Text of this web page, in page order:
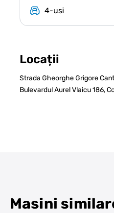
4-usi
Locații
Strada Gheorghe Grigore
Bulevardul Aurel Vlaicu 186,
Masini